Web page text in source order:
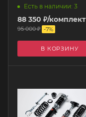
10kg, R: 8kg SM1008
SILVER'S (SILVERS)
Есть в наличии: 3
88 350 ₽/комплект
95 000₽ -7%
В КОРЗИНУ